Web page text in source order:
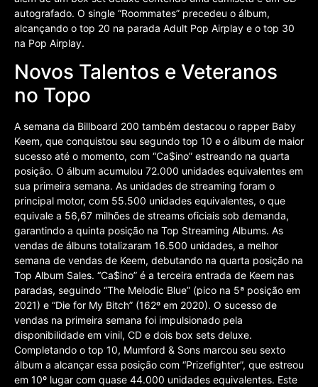
autografado. O single “Roommates” precedeu o álbum,
alcançando o top 20 na parada Adult Pop Airplay e o top 30
na Pop Airplay.
Novos Talentos e Veteranos
no Topo
A semana da Billboard 200 também destacou o rapper Baby
Keem, que conquistou seu segundo top 10 e o álbum de maior
sucesso até o momento, com “Ca$ino” estreando na quarta
posição. O álbum acumulou 72.000 unidades equivalentes em
sua primeira semana. As unidades de streaming foram o
principal motor, com 55.500 unidades equivalentes, o que
equivale a 56,67 milhões de streams oficiais sob demanda,
garantindo a quinta posição na Top Streaming Albums. As
vendas de álbuns totalizaram 16.500 unidades, a melhor
semana de vendas de Keem, debutando na quarta posição na
Top Album Sales. “Ca$ino” é a terceira entrada de Keem nas
paradas, seguindo “The Melodic Blue” (pico na 5ª posição em
2021) e “Die for My Bitch” (162º em 2020). O sucesso de
vendas na primeira semana foi impulsionado pela
disponibilidade em vinil, CD e dois box sets deluxe.
Completando o top 10, Mumford & Sons marcou seu sexto
álbum a alcançar essa posição com “Prizefighter”, que estreou
em 10º lugar com quase 44.000 unidades equivalentes. Este